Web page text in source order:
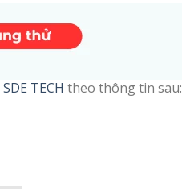
SDE TECH theo thông tin sau: